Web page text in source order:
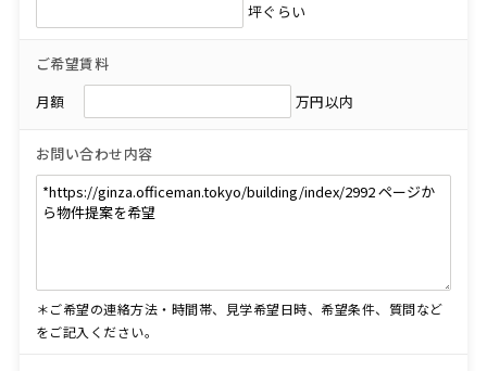
坪ぐらい
ご希望賃料
月額
万円以内
お問い合わせ内容
＊ご希望の連絡方法・時間帯、見学希望日時、希望条件、質問など
をご記入ください。